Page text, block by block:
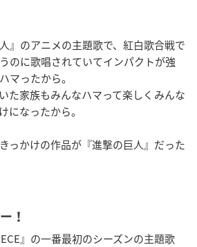
』のアニメの主題歌で、紅白歌合戦で
のに歌唱されていてインパクトが強
マったから。
た家族もみんなハマって楽しくみんな
になったから。
っかけの作品が『進撃の巨人』だった
！
』の一番最初のシーズンの主題歌